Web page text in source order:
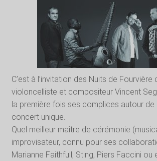
C’est à l’invitation des Nuits de Fourvière
violoncelliste et compositeur Vincent
la première fois ses complices autour de
concert unique.
Quel meilleur maître de cérémonie
improvisateur, connu pour ses
Marianne Faithfull, Sting, Piers Faccini ou